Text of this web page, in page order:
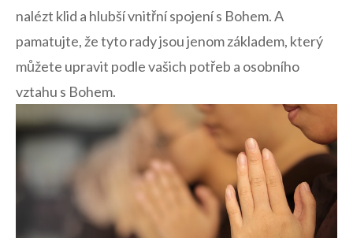
nalézt ‌klid ‍a hlubší vnitřní spojení s Bohem. A
pamatujte, že tyto rady jsou jenom‍ základem,⁤ který
můžete upravit podle vašich ‌potřeb a osobního⁣
vztahu s Bohem.